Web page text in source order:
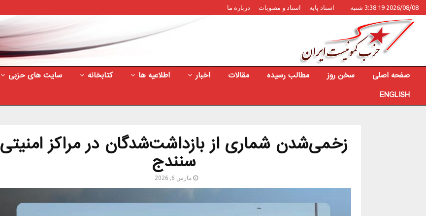
2026/08/08 3:38:19 شنبه اسناد پایه اسناد و مصوبات درباره ما
صفحه اصلی سخن روز مطالب رسیده مقالات اخبار اطلاعیه ها کتابخانه سایت های حزبی
ENGLISH
زخمی‌شدن شماری از بازداشت‌شدگان در مراکز امنیتی
سنندج
مارس 6, 2026